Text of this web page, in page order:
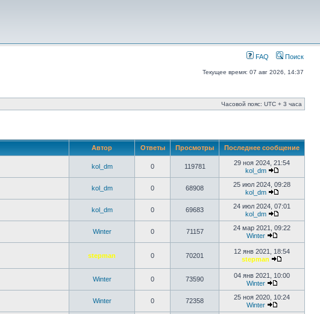
FAQ Поиск
Текущее время: 07 авг 2026, 14:37
Часовой пояс: UTC + 3 часа
Автор Ответы Просмотры Последнее сообщение
kol_dm 0 119781
29 ноя 2024, 21:54
kol_dm
kol_dm 0 68908
25 июл 2024, 09:28
kol_dm
kol_dm 0 69683
24 июл 2024, 07:01
kol_dm
Winter 0 71157
24 мар 2021, 09:22
Winter
stepman 0 70201
12 янв 2021, 18:54
stepman
Winter 0 73590
04 янв 2021, 10:00
Winter
Winter 0 72358
25 ноя 2020, 10:24
Winter